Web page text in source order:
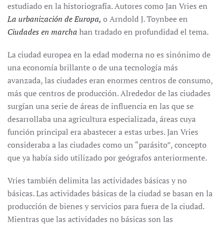
estudiado en la historiografía. Autores como Jan Vries en
La urbanización de Europa, o Arndold J. Toynbee en
Ciudades en marcha han tradado en profundidad el tema.
La ciudad europea en la edad moderna no es sinónimo de
una economía brillante o de una tecnología más
avanzada, las ciudades eran enormes centros de consumo,
más que centros de producción. Alrededor de las ciudades
surgían una serie de áreas de influencia en las que se
desarrollaba una agricultura especializada, áreas cuya
función principal era abastecer a estas urbes. Jan Vries
consideraba a las ciudades como un “parásito”, concepto
que ya había sido utilizado por geógrafos anteriormente.
Vries también delimita las actividades básicas y no
básicas. Las actividades básicas de la ciudad se basan en la
producción de bienes y servicios para fuera de la ciudad.
Mientras que las actividades no básicas son las